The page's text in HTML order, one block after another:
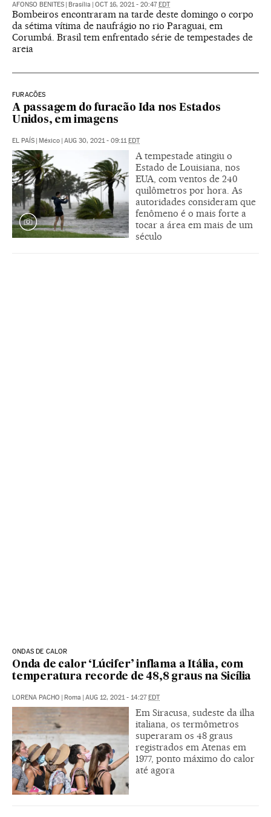
AFONSO BENITES Brasília OCT 16, 2021 - 20:47 EDT
Bombeiros encontraram na tarde deste domingo o corpo
da sétima vítima de naufrágio no rio Paraguai, em
Corumbá. Brasil tem enfrentado série de tempestades de
areia
FURACÕES
A passagem do furacão Ida nos Estados
Unidos, em imagens
EL PAÍS México AUG 30, 2021 - 09:11 EDT
A tempestade atingiu o
Estado de Louisiana, nos
EUA, com ventos de 240
quilômetros por hora. As
autoridades consideram que
fenômeno é o mais forte a
tocar a área em mais de um
século
ONDAS DE CALOR
Onda de calor ‘Lúcifer’ inflama a Itália, com
temperatura recorde de 48,8 graus na Sicília
LORENA PACHO Roma AUG 12, 2021 - 14:27 EDT
Em Siracusa, sudeste da ilha
italiana, os termômetros
superaram os 48 graus
registrados em Atenas em
1977, ponto máximo do calor
até agora